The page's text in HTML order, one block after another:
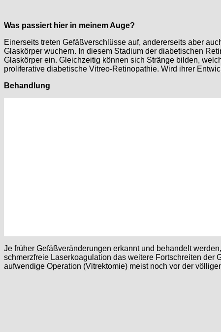
Was passiert hier in meinem Auge?
Einerseits treten Gefäßverschlüsse auf, andererseits aber
Glaskörper wuchern. In diesem Stadium der diabetischen
Glaskörper ein. Gleichzeitig können sich Stränge bilden,
proliferative diabetische Vitreo-Retinopathie. Wird ihrer
Behandlung
Je früher Gefäßveränderungen erkannt und behandelt
schmerzfreie Laserkoagulation das weitere Fortschreiten
aufwendige Operation (Vitrektomie) meist noch vor der